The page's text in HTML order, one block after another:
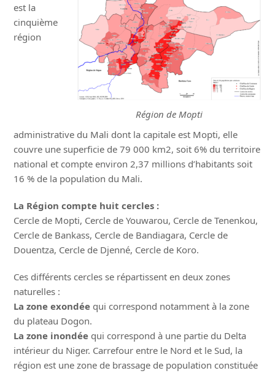
Région de Mopti
est la
cinquième
région
administrative du Mali dont la capitale est Mopti, elle
couvre une superficie de 79 000 km2, soit 6% du territoire
national et compte environ 2,37 millions d’habitants soit
16 % de la population du Mali.
La Région compte huit cercles :
Cercle de Mopti, Cercle de Youwarou, Cercle de Tenenkou,
Cercle de Bankass, Cercle de Bandiagara, Cercle de
Douentza, Cercle de Djenné, Cercle de Koro.
Ces différents cercles se répartissent en deux zones
naturelles :
La zone exondée qui correspond notamment à la zone
du plateau Dogon.
La zone inondée qui correspond à une partie du Delta
intérieur du Niger. Carrefour entre le Nord et le Sud, la
région est une zone de brassage de population constituée